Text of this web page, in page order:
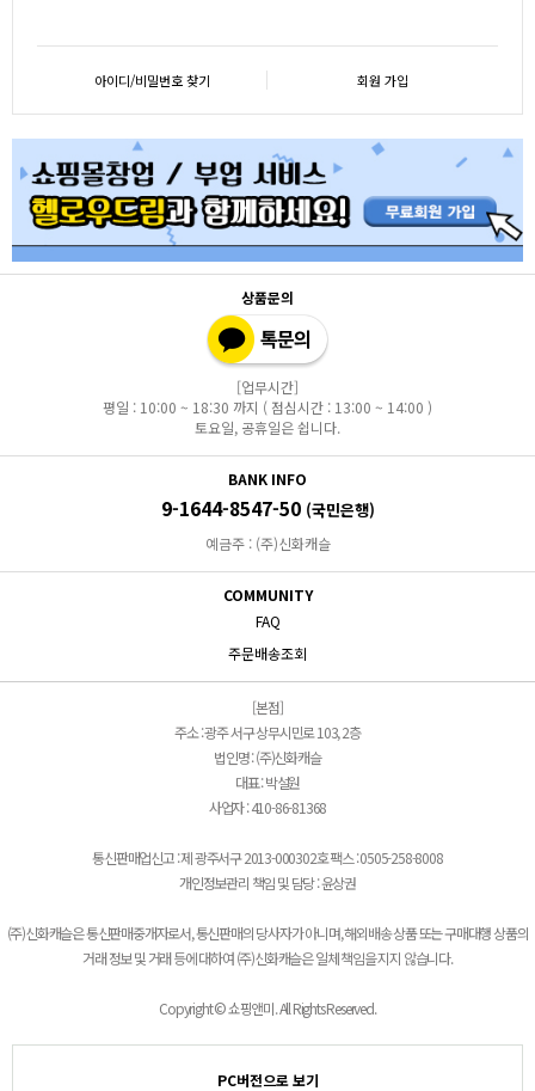
아이디/비밀번호 찾기 회원 가입
상품문의
[업무시간]
평일 : 10:00 ~ 18:30 까지 ( 점심시간 : 13:00 ~ 14:00 )
토요일, 공휴일은 쉽니다.
BANK INFO
9-1644-8547-50 (국민은행)
예금주 : (주)신화캐슬
COMMUNITY
FAQ
주문배송조회
[본점]
주소 : 광주 서구 상무시민로 103, 2층
법인명 : (주)신화캐슬
대표 : 박설원
사업자 : 410-86-81368
통신판매업신고 : 제 광주서구 2013-000302호 팩스 : 0505-258-8008
개인정보관리 책임 및 담당 : 윤상권
(주)신화캐슬은 통신판매중개자로서, 통신판매의 당사자가 아니며, 해외배송 상품 또는 구매대행 상품의
거래 정보 및 거래 등에 대하여 (주)신화캐슬은 일체 책임을 지지 않습니다.
Copyright © 쇼핑앤미. All Rights Reserved.
PC버전으로 보기